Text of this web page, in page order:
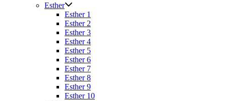
Esther
Esther 1
Esther 2
Esther 3
Esther 4
Esther 5
Esther 6
Esther 7
Esther 8
Esther 9
Esther 10